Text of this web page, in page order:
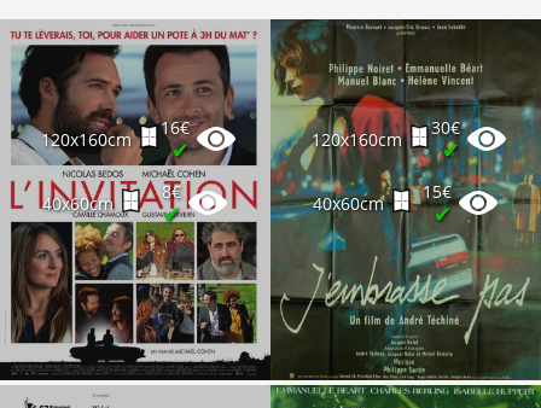
120x160cm
16€
✔
40x60cm
8€
✔
120x160cm
30€
✔
40x60cm
15€
✔